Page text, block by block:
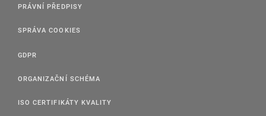
PRÁVNÍ PŘEDPISY
SPRÁVA COOKIES
GDPR
ORGANIZAČNÍ SCHÉMA
ISO CERTIFIKÁTY KVALITY